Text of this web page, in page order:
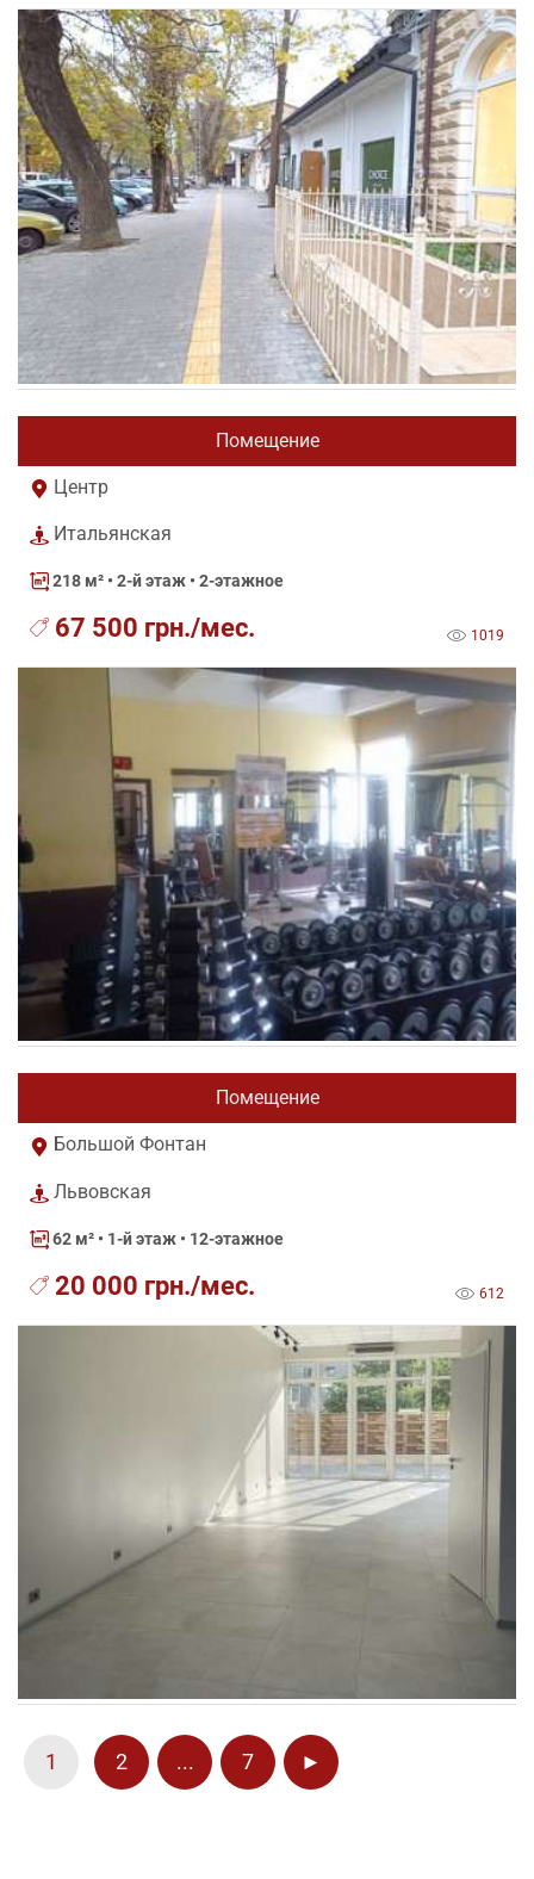
Помещение
Центр
Итальянская
218 м² • 2-й этаж • 2-этажное
67 500 грн./мес. 1019
Помещение
Большой Фонтан
Львовская
62 м² • 1-й этаж • 12-этажное
20 000 грн./мес. 612
1 2 ... 7 ►